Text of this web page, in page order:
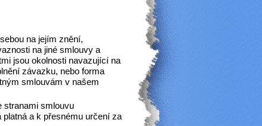
na jejím znění,
na jiné smlouvy a
jsou okolnosti navazující na
závazku, nebo forma
smlouvám v našem
stranami smlouvu
a k přesnému určení za